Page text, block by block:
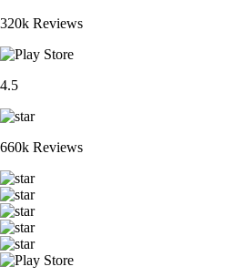
320k Reviews
4.5
660k Reviews